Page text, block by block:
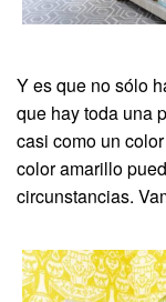
Y es que no sólo
que hay toda una
casi como un
color amarillo
circunstancias.